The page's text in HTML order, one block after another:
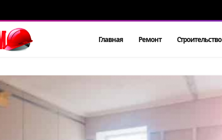
Главная Ремонт Строительство